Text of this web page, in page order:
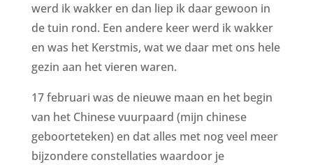
werd ik wakker en dan liep ik daar gewoon in
de tuin rond. Een andere keer werd ik wakker
en was het Kerstmis, wat we daar met ons hele
gezin aan het vieren waren.
17 februari was de nieuwe maan en het begin
van het Chinese vuurpaard (mijn chinese
geboorteteken) en dat alles met nog veel meer
bijzondere constellaties waardoor je